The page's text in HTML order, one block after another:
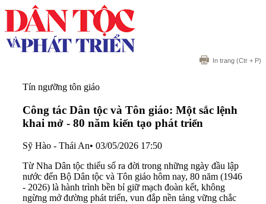
In trang (Ctr + P)
Tín ngưỡng tôn giáo
Công tác Dân tộc và Tôn giáo: Một sắc lệnh
khai mở - 80 năm kiến tạo phát triển
Sỹ Hào - Thái An• 03/05/2026 17:50
Từ Nha Dân tộc thiểu số ra đời trong những ngày đầu lập
nước đến Bộ Dân tộc và Tôn giáo hôm nay, 80 năm (1946
- 2026) là hành trình bền bỉ giữ mạch đoàn kết, không
ngừng mở đường phát triển, vun đắp nền tảng vững chắc